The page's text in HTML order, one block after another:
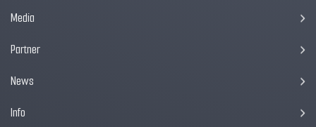
Media
Partner
News
Info